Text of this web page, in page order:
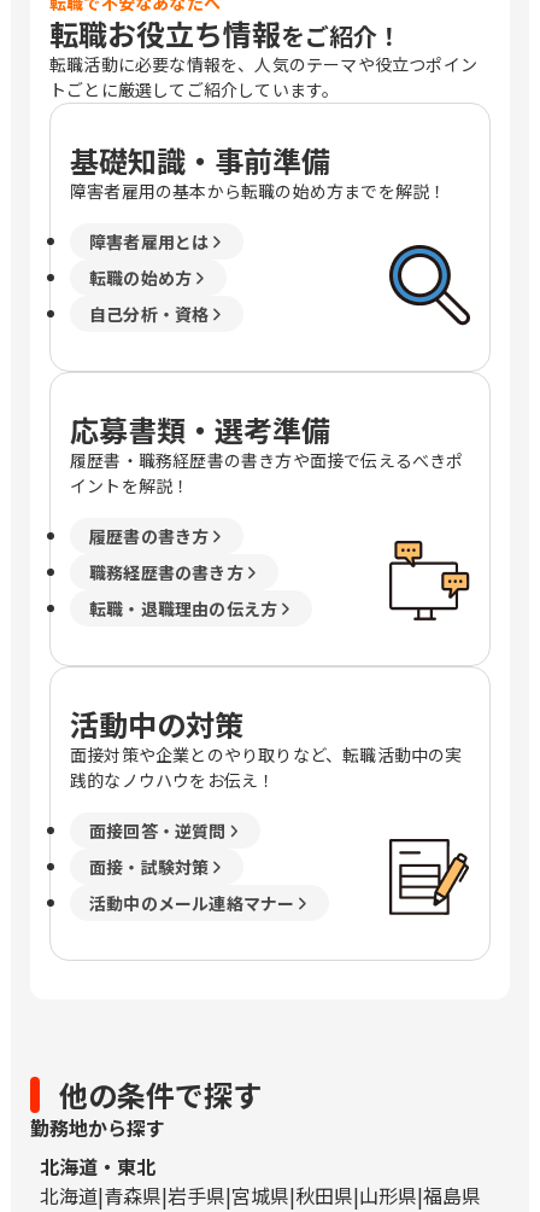
転職お役立ち情報をご紹介！
転職活動に必要な情報を、人気のテーマや役立つポイン
トごとに厳選してご紹介しています。
基礎知識・事前準備
障害者雇用の基本から転職の始め方までを解説！
障害者雇用とは
転職の始め方
自己分析・資格
応募書類・選考準備
履歴書・職務経歴書の書き方や面接で伝えるべきポ
イントを解説！
履歴書の書き方
職務経歴書の書き方
転職・退職理由の伝え方
活動中の対策
面接対策や企業とのやり取りなど、転職活動中の実
践的なノウハウをお伝え！
面接回答・逆質問
面接・試験対策
活動中のメール連絡マナー
他の条件で探す
勤務地から探す
北海道・東北
北海道 青森県 岩手県 宮城県 秋田県 山形県 福島県